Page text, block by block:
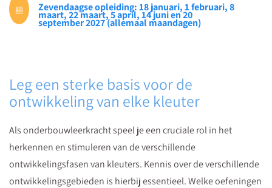
buiten
naar
stilte.
Zevendaagse opleiding: 18 januari, 1 februari, 8
maart, 22 maart, 5 april, 14 juni en 20
september 2027 (allemaal maandagen)
Leg een sterke basis voor de
ontwikkeling van elke kleuter
Als onderbouwleerkracht speel je een cruciale rol in het
herkennen en stimuleren van de verschillende
ontwikkelingsfasen van kleuters. Kennis over de verschillende
ontwikkelingsgebieden is hierbij essentieel. Welke oefeningen